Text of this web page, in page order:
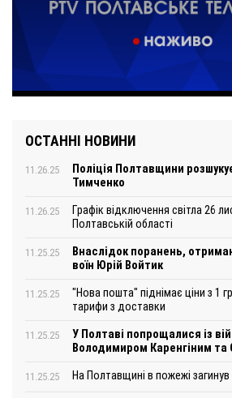
ОСТАННІ НОВИНИ
11.26.25
Поліція Полтавщини
Тимченко
11.26.25
Графік відключення світла 26
Полтавській області
11.25.25
Внаслідок поранень,
воїн Юрій Войтик
11.25.25
"Нова пошта" піднімає ціни з 1
тарифи з доставки
11.25.25
У Полтаві попрощалися із
Володимиром Каренгіним
11.25.25 На Полтавщині в пожежі загинув